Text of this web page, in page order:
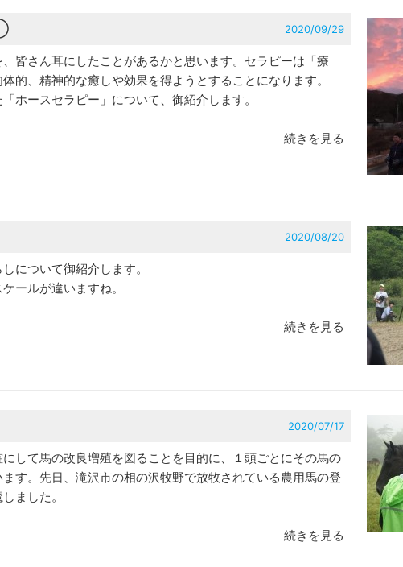
2020/09/29
、皆さん耳にしたことがあるかと思います。セラピーは「療
的、精神的な癒しや効果を得ようとすることになります。
ホースセラピー」について、御紹介します。
続きを見る
2020/08/20
について御紹介します。
ールが違いますね。
続きを見る
2020/07/17
して馬の改良増殖を図ることを目的に、１頭ごとにその馬の
す。先日、滝沢市の相の沢牧野で放牧されている農用馬の登
ました。
続きを見る